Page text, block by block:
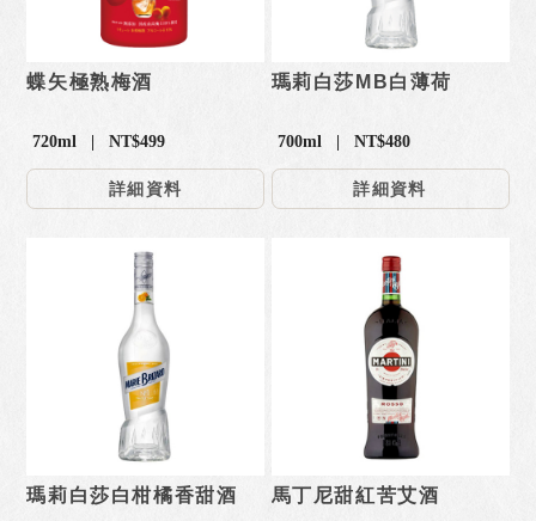
蝶矢極熟梅酒
720ml | NT$499
詳細資料
瑪莉白莎MB白薄荷
700ml | NT$480
詳細資料
瑪莉白莎白柑橘香甜酒 馬丁尼甜紅苦艾酒